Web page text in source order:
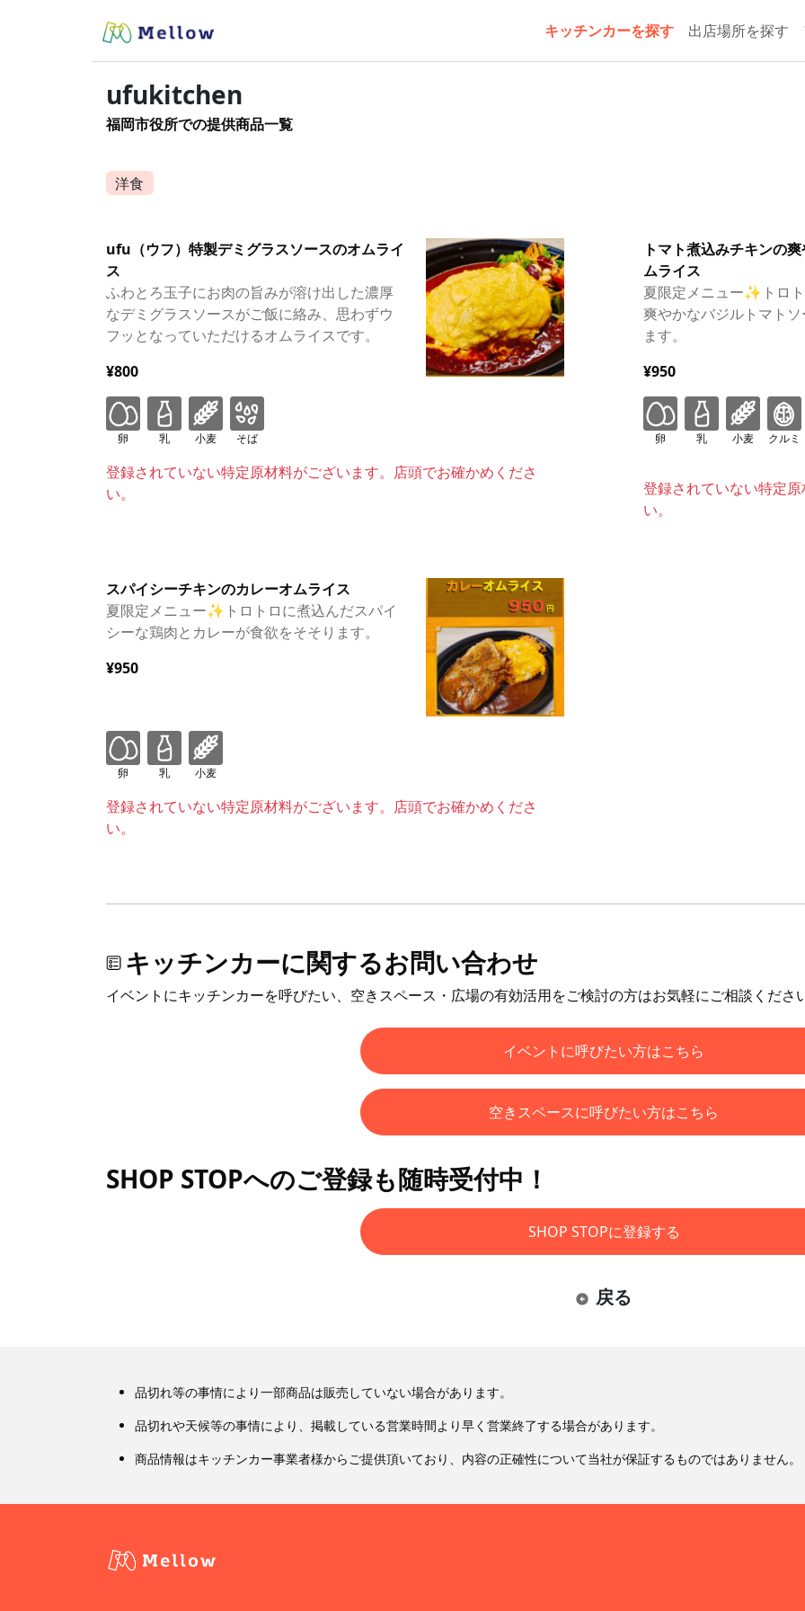
キッチンカーを探す 出店場所を探す
ufukitchen
福岡市役所での提供商品一覧
洋食
ufu（ウフ）特製デミグラスソースのオムライ
ス
ふわとろ玉子にお肉の旨みが溶け出した濃厚
なデミグラスソースがご飯に絡み、思わずウ
フッとなっていただけるオムライスです。
¥800
卵 乳 小麦 そば
登録されていない特定原材料がございます。店頭でお確かめくださ
い。
トマト煮込みチキンの
ムライス
夏限定メニュー✨️トロ
爽やかなバジルトマト
ます。
¥950
卵 乳 小麦 クルミ
登録されていない特定
い。
スパイシーチキンのカレーオムライス
夏限定メニュー✨️トロトロに煮込んだスパイ
シーな鶏肉とカレーが食欲をそそります。
¥950
卵 乳 小麦
登録されていない特定原材料がございます。店頭でお確かめくださ
い。
キッチンカーに関するお問い合わせ
イベントにキッチンカーを呼びたい、空きスペース・広場の有効活用をご検討の方はお気軽にご相談くださ
イベントに呼びたい方はこちら
空きスペースに呼びたい方はこちら
SHOP STOPへのご登録も随時受付中！
SHOP STOPに登録する
戻る
品切れ等の事情により一部商品は販売していない場合があります。
品切れや天候等の事情により、掲載している営業時間より早く営業終了する場合があります。
商品情報はキッチンカー事業者様からご提供頂いており、内容の正確性について当社が保証するものではありません。